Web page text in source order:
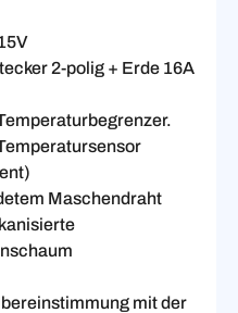
2-polig + Erde 16A
Maschendraht
mit der